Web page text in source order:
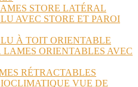
STORE LATÉRAL
AVEC STORE ET PAROI
À TOIT ORIENTABLE
LAMES ORIENTABLES AVEC
RÉTRACTABLES
VUE DE